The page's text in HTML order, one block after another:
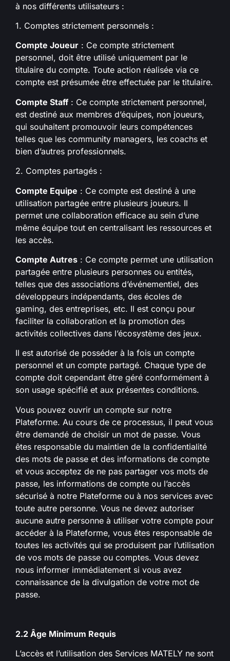
à nos différents utilisateurs :
1. Comptes strictement personnels :
Compte Joueur : Ce compte strictement
personnel, doit être utilisé uniquement par le
titulaire du compte. Toute action réalisée via ce
compte est présumée être effectuée par le titulaire.
Compte Staff : Ce compte strictement personnel,
est destiné aux membres d’équipes, non joueurs,
qui souhaitent promouvoir leurs compétences
telles que les community managers, les coachs et
bien d’autres professionnels.
2. Comptes partagés :
Compte Equipe : Ce compte est destiné à une
utilisation partagée entre plusieurs joueurs. Il
permet une collaboration efficace au sein d’une
même équipe tout en centralisant les ressources et
les accès.
Compte Autres : Ce compte permet une utilisation
partagée entre plusieurs personnes ou entités,
telles que des associations d’événementiel, des
développeurs indépendants, des écoles de
gaming, des entreprises, etc. Il est conçu pour
faciliter la collaboration et la promotion des
activités collectives dans l’écosystème des jeux.
Il est autorisé de posséder à la fois un compte
personnel et un compte partagé. Chaque type de
compte doit cependant être géré conformément à
son usage spécifié et aux présentes conditions.
Vous pouvez ouvrir un compte sur notre
Plateforme. Au cours de ce processus, il peut vous
être demandé de choisir un mot de passe. Vous
êtes responsable du maintien de la confidentialité
des mots de passe et des informations de compte
et vous acceptez de ne pas partager vos mots de
passe, les informations de compte ou l’accès
sécurisé à notre Plateforme ou à nos services avec
toute autre personne. Vous ne devez autoriser
aucune autre personne à utiliser votre compte pour
accéder à la Plateforme, vous êtes responsable de
toutes les activités qui se produisent par l’utilisation
de vos mots de passe ou comptes. Vous devez
nous informer immédiatement si vous avez
connaissance de la divulgation de votre mot de
passe.
2.2 Âge Minimum Requis
L’accès et l’utilisation des Services MATELY ne sont